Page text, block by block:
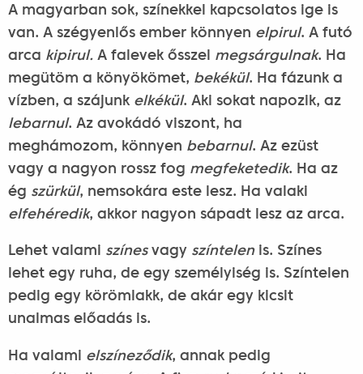
A magyarban sok, színekkel kapcsolatos ige is
van. A szégyenlős ember könnyen elpirul. A futó
arca kipirul.A falevek ősszel megsárgulnak. Ha
megütöm a könyökömet, bekékül. Ha fázunk a
vízben, a szájunk elkékül. Aki sokat napozik, az
lebarnul. Az avokádó viszont, ha
meghámozom, könnyen bebarnul. Az ezüst
vagy a nagyon rossz fog megfeketedik. Ha az
ég szürkül, nemsokára este lesz. Ha valaki
elfehéredik, akkor nagyon sápadt lesz az arca.
Lehet valami színesvagy színtelenis. Színes
lehet egy ruha, de egy személyiség is. Színtelen
pedig egy körömlakk, de akár egy kicsit
unalmas előadás is.
Ha valami elszíneződik, annak pedig